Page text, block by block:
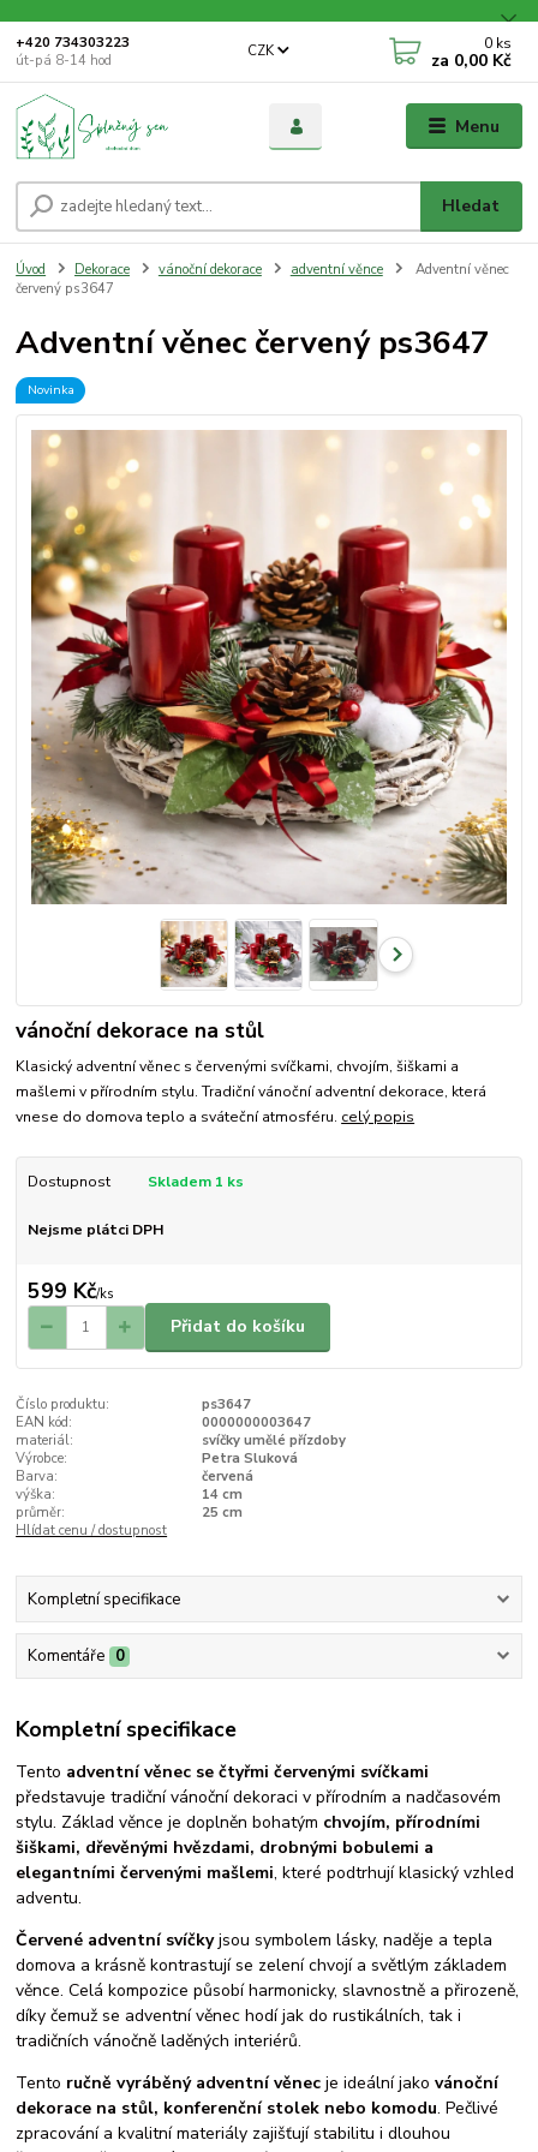
Menu
CZK
Hledat
+420 734303223
út-pá 8-14 hod
0 ks
za 0,00 Kč
Úvod Dekorace vánoční dekorace adventní věnce
Adventní věnec
červený ps3647
Adventní věnec červený ps3647
Novinka
vánoční dekorace na stůl
Klasický adventní věnec s červenými svíčkami, chvojím, šiškami a
mašlemi v přírodním stylu. Tradiční vánoční adventní dekorace, která
vnese do domova teplo a sváteční atmosféru. celý popis
Dostupnost Skladem 1 ks
Nejsme plátci DPH
599 Kč/ks
Přidat do košíku
Číslo produktu:
ps3647
EAN kód:
0000000003647
materiál:
svíčky umělé přízdoby
Výrobce:
Petra Sluková
Barva:
červená
výška:
14 cm
průměr:
25 cm
Hlídat cenu / dostupnost
Kompletní specifikace
Komentáře 0
Kompletní specifikace
Tento adventní věnec se čtyřmi červenými svíčkami
představuje tradiční vánoční dekoraci v přírodním a nadčasovém
stylu. Základ věnce je doplněn bohatým chvojím, přírodními
šiškami, dřevěnými hvězdami, drobnými bobulemi a
elegantními červenými mašlemi, které podtrhují klasický vzhled
adventu.
Červené adventní svíčkyjsou symbolem lásky, naděje a tepla
domova a krásně kontrastují se zelení chvojí a světlým základem
věnce. Celá kompozice působí harmonicky, slavnostně a přirozeně,
díky čemuž se adventní věnec hodí jak do rustikálních, tak i
tradičních vánočně laděných interiérů.
Tento ručně vyráběný adventní věnec je ideální jakovánoční
dekorace na stůl, konferenční stolek nebo komodu. Pečlivé
zpracování a kvalitní materiály zajišťují stabilitu i dlouhou